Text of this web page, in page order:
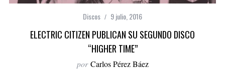
Discos 9 julio, 2016
ELECTRIC CITIZEN PUBLICAN SU SEGUNDO DISCO
“HIGHER TIME”
por Carlos Pérez Báez